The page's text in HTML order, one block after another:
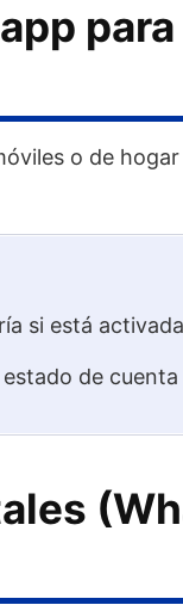
o de
si está
de